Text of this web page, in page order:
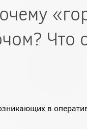
Что
в